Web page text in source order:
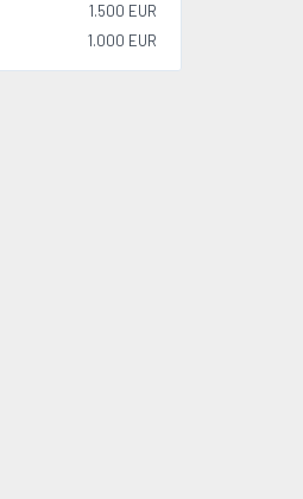
1.500 EUR
1.000 EUR